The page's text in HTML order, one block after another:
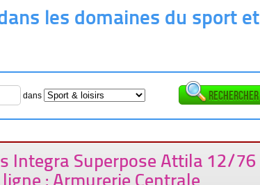
les domaines du sport et
dans Rechercher
Integra Superpose Attila 12/76